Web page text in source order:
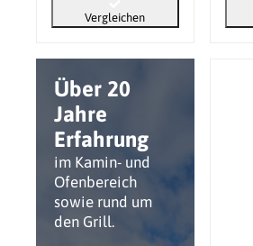
Über 20
Jahre
Erfahrung
im Kamin- und
Ofenbereich
sowie rund um
den Grill.
Vergleichen